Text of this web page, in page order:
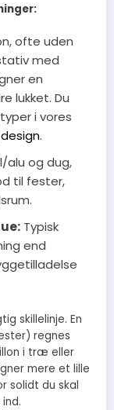
ofte uden
med
en
lukket. Du
i vores
.
alu og dug,
til fester,
Typisk
end
skillelinje. En
regnes
i træ eller
mere et lille
solidt du skal